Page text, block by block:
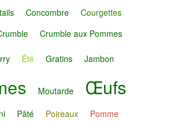
Concombre
Courgettes
Crumble aux Pommes
Été Gratins Jambon
Moutarde Œufs
Pâté Poireaux Pomme